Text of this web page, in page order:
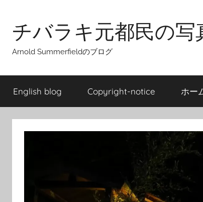
contentチバラキ元都民の写
Arnold Summerfieldのブログ
English blog Copyright-notice ホー